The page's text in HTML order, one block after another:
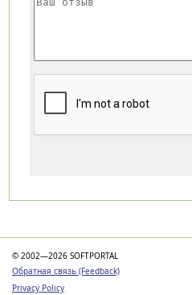
© 2002—2026 SOFTPORTAL
Обратная связь (Feedback)
Privacy Policy